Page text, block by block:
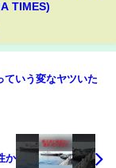
TIMES)
ていう変なヤツいた
か